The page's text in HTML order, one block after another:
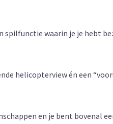
spilfunctie waarin je je hebt
helicopterview én een
en je bent bovenal